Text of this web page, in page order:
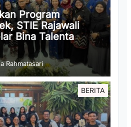
Program
STIE Rajawali
Bina Talenta
Rahmatasari
BERITA